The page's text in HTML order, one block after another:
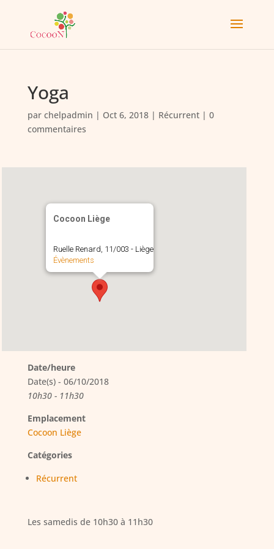
Yoga
par chelpadmin | Oct 6, 2018| Récurrent| 0
commentaires
Cocoon Liège
Ruelle Renard, 11/003 - Liège
Évènements
Date/heure
Date(s) - 06/10/2018
10h30 - 11h30
Emplacement
Cocoon Liège
Catégories
Récurrent
Les samedis de 10h30 à 11h30